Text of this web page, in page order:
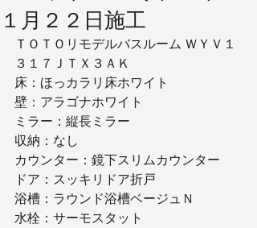
１月２２日施工
ＴＯＴＯリモデルバスルーム ＷＹＶ１
３１７ＪＴＸ３ＡＫ
床：ほっカラリ床ホワイト
壁：アラゴナホワイト
ミラー：縦長ミラー
収納：なし
カウンター：鏡下スリムカウンター
ドア：スッキリドア折戸
浴槽：ラウンド浴槽ベージュＮ
水栓：サーモスタット